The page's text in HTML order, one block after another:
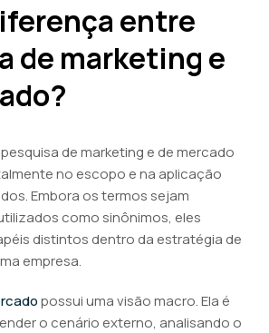
entre
de marketing e
de marketing e de mercado
no escopo e na aplicação
Embora os termos sejam
como sinônimos, eles
distintos dentro da estratégia de
empresa.
possui uma visão macro. Ela é
o cenário externo, analisando o